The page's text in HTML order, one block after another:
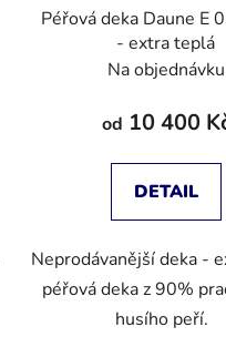
Péřová deka Daune E 03 Colina
- extra teplá
Na objednávku
od 10 400
DETAIL
Neprodávanější deka -
péřová deka z 90%
husího peří.